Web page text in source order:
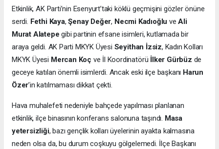
Etkinlik, AK Parti’nin Esenyurt’taki köklü geçmişini gözler önüne
serdi. Fethi Kaya,Şenay Değer, Necmi Kadıoğlu veAli
Murat Alatepe gibi partinin efsane isimleri, kutlamada bir
araya geldi. AK Parti MKYK Üyesi Seyithan İzsiz, Kadın Kolları
MKYK Üyesi Mercan Koç ve İl Koordinatörü İlker Gürbüz de
geceye katılan önemli isimlerdi. Ancak eski ilçe başkanı Harun
Özer’in katılmaması dikkat çekti.
Hava muhalefeti nedeniyle bahçede yapılması planlanan
etkinlik, ilçe binasının konferans salonuna taşındı. Masa
yetersizliği, bazı gençlik kolları üyelerinin ayakta kalmasına
neden olsa da, bu durum coşkuyu gölgelemedi. İlçe Başkanı